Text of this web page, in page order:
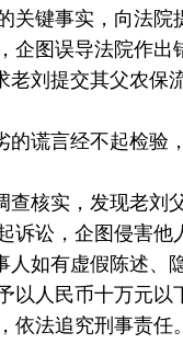
关键事实，向法
企图误导法院作出
老刘提交其父农保
的谎言经不起检验
查核实，发现老刘
诉讼，企图侵害他
人如有虚假陈述、
以人民币十万元
依法追究刑事责任。